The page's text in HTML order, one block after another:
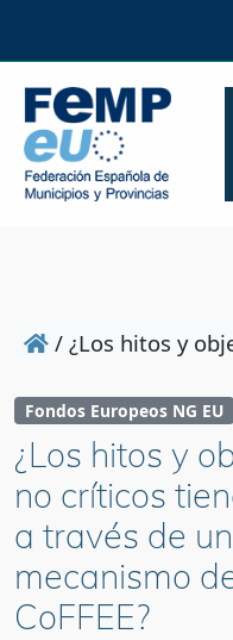
/ ¿Los hitos y
Fondos Europeos NG EU
¿Los hitos y
no críticos
a través de
mecanismo
CoFFEE?